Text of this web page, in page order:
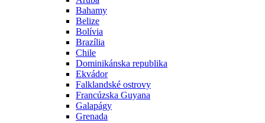
Bahamy
Belize
Bolívia
Brazília
Chile
Dominikánska republika
Ekvádor
Falklandské ostrovy
Francúzska Guyana
Galapágy
Grenada